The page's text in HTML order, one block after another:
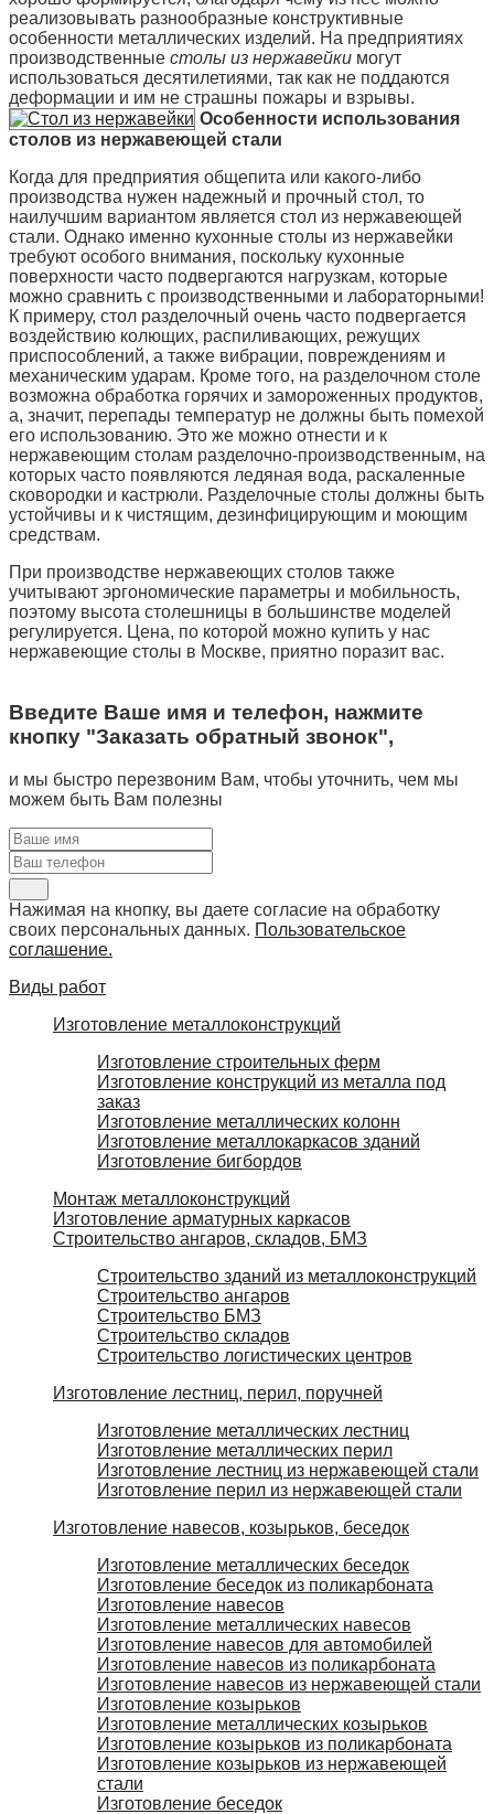
реализовывать разнообразные конструктивные
особенности металлических изделий. На предприятиях
производственные столы из нержавейки могут
использоваться десятилетиями, так как не поддаются
деформации и им не страшны пожары и взрывы.
Особенности использования
столов из нержавеющей стали
Когда для предприятия общепита или какого-либо
производства нужен надежный и прочный стол, то
наилучшим вариантом является стол из нержавеющей
стали. Однако именно кухонные столы из нержавейки
требуют особого внимания, поскольку кухонные
поверхности часто подвергаются нагрузкам, которые
можно сравнить с производственными и лабораторными!
К примеру, стол разделочный очень часто подвергается
воздействию колющих, распиливающих, режущих
приспособлений, а также вибрации, повреждениям и
механическим ударам. Кроме того, на разделочном столе
возможна обработка горячих и замороженных продуктов,
а, значит, перепады температур не должны быть помехой
его использованию. Это же можно отнести и к
нержавеющим столам разделочно-производственным, на
которых часто появляются ледяная вода, раскаленные
сковородки и кастрюли. Разделочные столы должны быть
устойчивы и к чистящим, дезинфицирующим и моющим
средствам.
При производстве нержавеющих столов также
учитывают эргономические параметры и мобильность,
поэтому высота столешницы в большинстве моделей
регулируется. Цена, по которой можно купить у нас
нержавеющие столы в Москве, приятно поразит вас.
Введите Ваше имя и телефон, нажмите
кнопку "Заказать обратный звонок",
и мы быстро перезвоним Вам, чтобы уточнить, чем мы
можем быть Вам полезны
Нажимая на кнопку, вы даете согласие на обработку
своих персональных данных. Пользовательское
соглашение.
Виды работ
Изготовление металлоконструкций
Изготовление строительных ферм
Изготовление конструкций из металла под
заказ
Изготовление металлических колонн
Изготовление металлокаркасов зданий
Изготовление бигбордов
Монтаж металлоконструкций
Изготовление арматурных каркасов
Строительство ангаров, складов, БМЗ
Строительство зданий из металлоконструкций
Строительство ангаров
Строительство БМЗ
Строительство складов
Строительство логистических центров
Изготовление лестниц, перил, поручней
Изготовление металлических лестниц
Изготовление металлических перил
Изготовление лестниц из нержавеющей стали
Изготовление перил из нержавеющей стали
Изготовление навесов, козырьков, беседок
Изготовление металлических беседок
Изготовление беседок из поликарбоната
Изготовление навесов
Изготовление металлических навесов
Изготовление навесов для автомобилей
Изготовление навесов из поликарбоната
Изготовление навесов из нержавеющей стали
Изготовление козырьков
Изготовление металлических козырьков
Изготовление козырьков из поликарбоната
Изготовление козырьков из нержавеющей
стали
Изготовление беседок